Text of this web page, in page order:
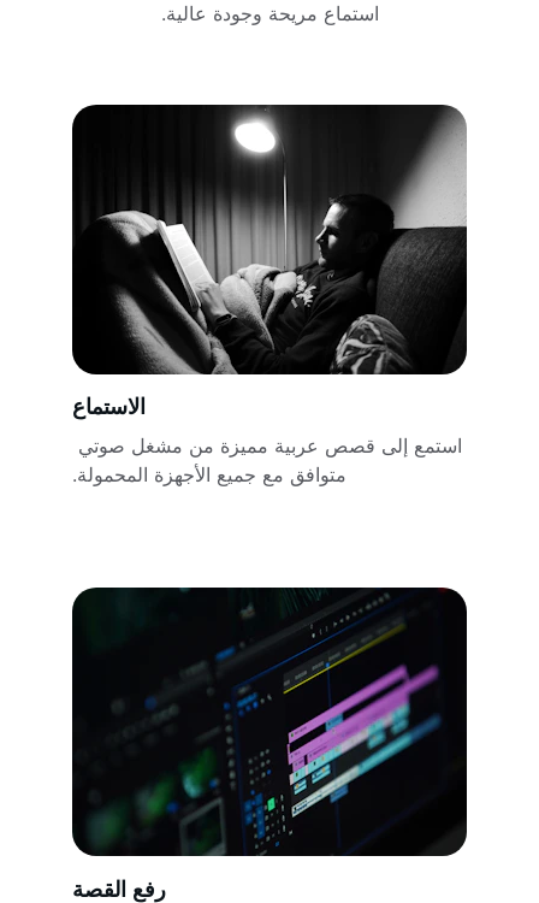
استماع مريحة وجودة عالية.
الاستماع
استمع إلى قصص عربية مميزة من مشغل صوتي
متوافق مع جميع الأجهزة المحمولة.
رفع القصة